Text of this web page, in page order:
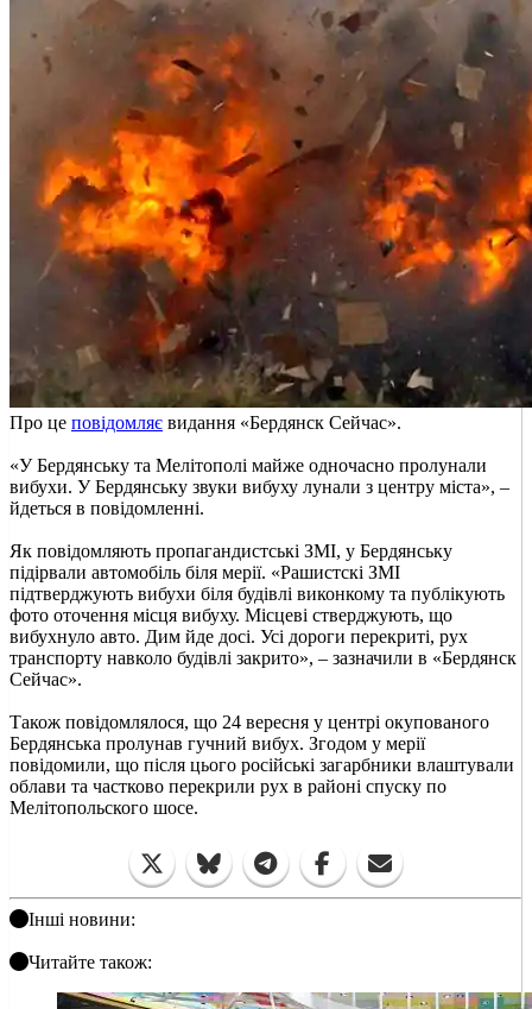
Про це повідомляє видання «Бердянск Сейчас».
«У Бердянську та Мелітополі майже одночасно пролунали
вибухи. У Бердянську звуки вибуху лунали з центру міста», –
йдеться в повідомленні.
Як повідомляють пропагандистські ЗМІ, у Бердянську
підірвали автомобіль біля мерії. «Рашистскі ЗМІ
підтверджують вибухи біля будівлі виконкому та публікують
фото оточення місця вибуху. Місцеві стверджують, що
вибухнуло авто. Дим йде досі. Усі дороги перекриті, рух
транспорту навколо будівлі закрито», – зазначили в «Бердянск
Сейчас».
Також повідомлялося, що 24 вересня у центрі окупованого
Бердянська пролунав гучний вибух. Згодом у мерії
повідомили, що після цього російські загарбники влаштували
облави та частково перекрили рух в районі спуску по
Мелітопольского шосе.
Інші новини:
Читайте також: